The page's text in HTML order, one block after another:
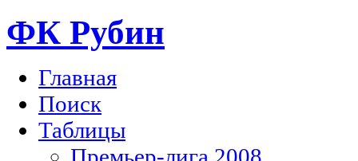
ФК Рубин
Главная
Поиск
Таблицы